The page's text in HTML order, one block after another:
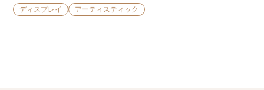
ディスプレイ アーティスティック